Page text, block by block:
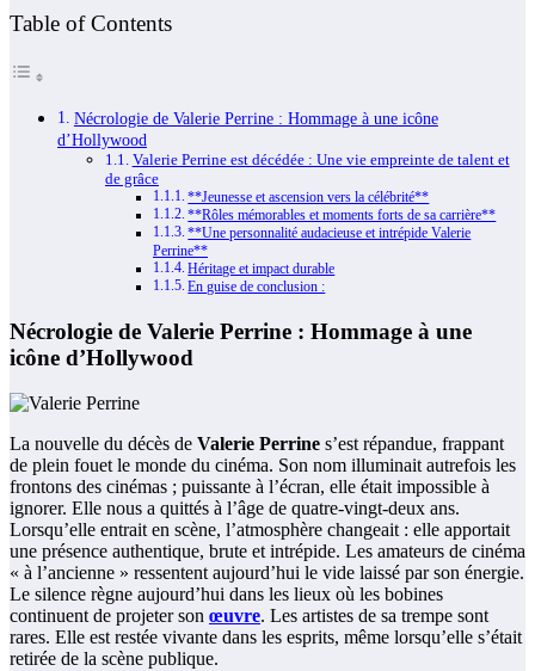
Table of Contents
Nécrologie de Valerie Perrine : Hommage à une icône
d’Hollywood
Valerie Perrine est décédée : Une vie empreinte de talent et
de grâce
**Jeunesse et ascension vers la célébrité**
**Rôles mémorables et moments forts de sa carrière**
**Une personnalité audacieuse et intrépide Valerie
Perrine**
Héritage et impact durable
En guise de conclusion :
Nécrologie de Valerie Perrine : Hommage à une
icône d’Hollywood
La nouvelle du décès de Valerie Perrine s’est répandue, frappant
de plein fouet le monde du cinéma. Son nom illuminait autrefois les
frontons des cinémas ; puissante à l’écran, elle était impossible à
ignorer. Elle nous a quittés à l’âge de quatre-vingt-deux ans.
Lorsqu’elle entrait en scène, l’atmosphère changeait : elle apportait
une présence authentique, brute et intrépide. Les amateurs de cinéma
« à l’ancienne » ressentent aujourd’hui le vide laissé par son énergie.
Le silence règne aujourd’hui dans les lieux où les bobines
continuent de projeter son œuvre. Les artistes de sa trempe sont
rares. Elle est restée vivante dans les esprits, même lorsqu’elle s’était
retirée de la scène publique.